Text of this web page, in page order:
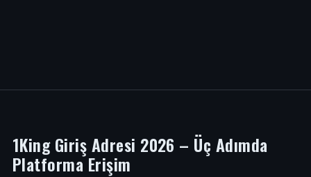
1King Giriş Adresi 2026 – Üç Adımda
Platforma Erişim